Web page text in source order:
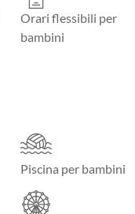
Orari flessibili per
bambini
Piscina per bambini